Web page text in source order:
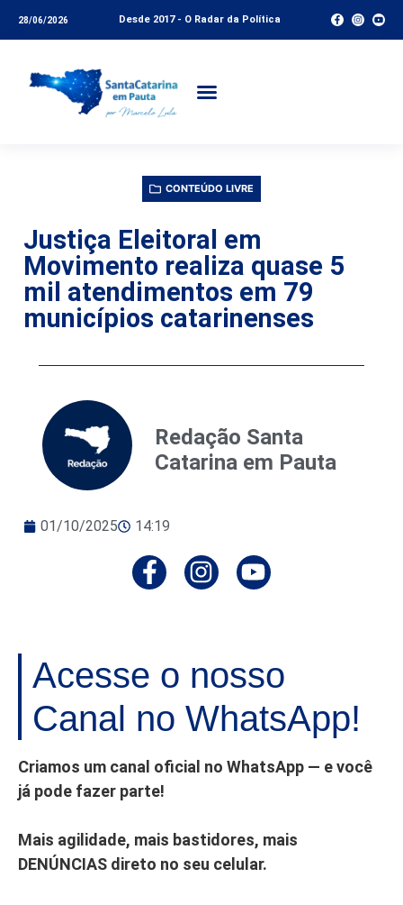
28/06/2026 Desde 2017 - O Radar da Política
CONTEÚDO LIVRE
Justiça Eleitoral em
Movimento realiza quase 5
mil atendimentos em 79
municípios catarinenses
Redação Santa
Catarina em Pauta
01/10/2025 14:19
Acesse o nosso
Canal no WhatsApp!
Criamos um canal oficial no WhatsApp — e você
já pode fazer parte!
Mais agilidade, mais bastidores, mais
DENÚNCIAS direto no seu celular.